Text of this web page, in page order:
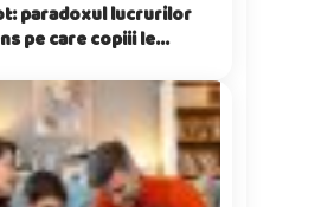
paradoxul lucrurilor
pe care copiii le